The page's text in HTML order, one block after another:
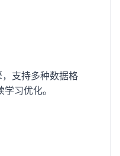
支持多种数据格
习优化。